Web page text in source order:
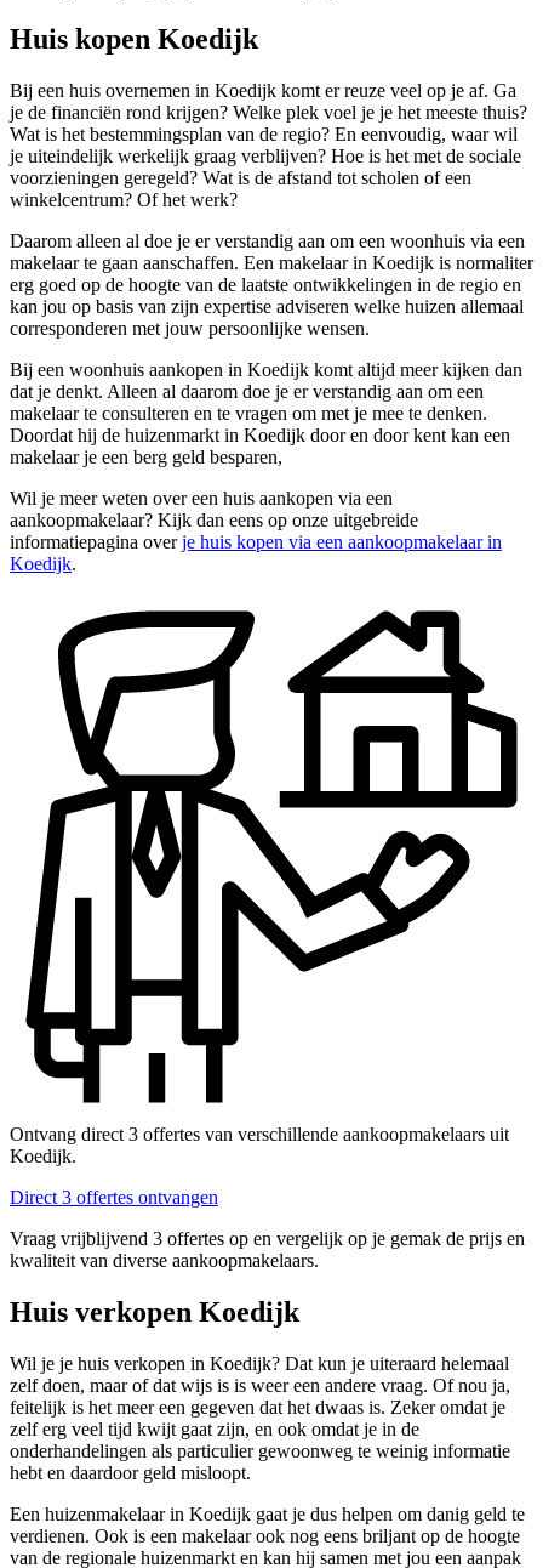
Huis kopen Koedijk
Bij een huis overnemen in Koedijk komt er reuze veel op je af. Ga
je de financiën rond krijgen? Welke plek voel je je het meeste thuis?
Wat is het bestemmingsplan van de regio? En eenvoudig, waar wil
je uiteindelijk werkelijk graag verblijven? Hoe is het met de sociale
voorzieningen geregeld? Wat is de afstand tot scholen of een
winkelcentrum? Of het werk?
Daarom alleen al doe je er verstandig aan om een woonhuis via een
makelaar te gaan aanschaffen. Een makelaar in Koedijk is normaliter
erg goed op de hoogte van de laatste ontwikkelingen in de regio en
kan jou op basis van zijn expertise adviseren welke huizen allemaal
corresponderen met jouw persoonlijke wensen.
Bij een woonhuis aankopen in Koedijk komt altijd meer kijken dan
dat je denkt. Alleen al daarom doe je er verstandig aan om een
makelaar te consulteren en te vragen om met je mee te denken.
Doordat hij de huizenmarkt in Koedijk door en door kent kan een
makelaar je een berg geld besparen,
Wil je meer weten over een huis aankopen via een
aankoopmakelaar? Kijk dan eens op onze uitgebreide
informatiepagina overje huis kopen via een aankoopmakelaar in
Koedijk.
Ontvang direct 3 offertes van verschillende aankoopmakelaars uit
Koedijk.
Direct 3 offertes ontvangen
Vraag vrijblijvend 3 offertes op en vergelijk op je gemak de prijs en
kwaliteit van diverse aankoopmakelaars.
Huis verkopen Koedijk
Wil je je huis verkopen in Koedijk? Dat kun je uiteraard helemaal
zelf doen, maar of dat wijs is is weer een andere vraag. Of nou ja,
feitelijk is het meer een gegeven dat het dwaas is. Zeker omdat je
zelf erg veel tijd kwijt gaat zijn, en ook omdat je in de
onderhandelingen als particulier gewoonweg te weinig informatie
hebt en daardoor geld misloopt.
Een huizenmakelaar in Koedijk gaat je dus helpen om danig geld te
verdienen. Ook is een makelaar ook nog eens briljant op de hoogte
van de regionale huizenmarkt en kan hij samen met jou een aanpak